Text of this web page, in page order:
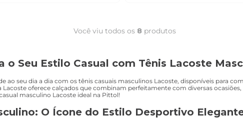
Você viu todos os 8 produtos
o Seu Estilo Casual com Tênis Lacoste
ao seu dia a dia com os tênis casuais masculinos Lacoste, disponíveis para
Lacoste oferece calçados que combinam perfeitamente com diversas
masculino Lacoste ideal na Pittol!
O Ícone do Estilo Desportivo